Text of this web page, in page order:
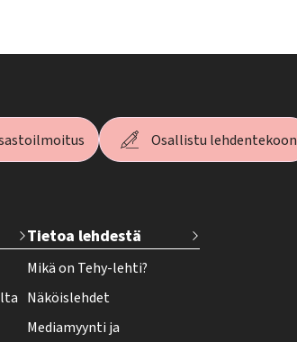
Osallistu lehdentekoon
Tietoa lehdestä
Mikä on Tehy-lehti?
Näköislehdet
Mediamyynti ja